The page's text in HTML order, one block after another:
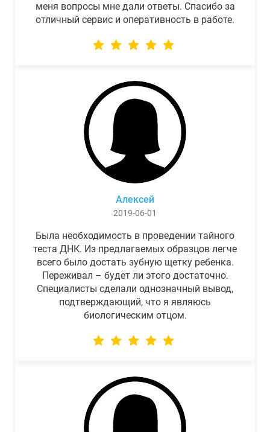
меня вопросы мне дали ответы. Спасибо за
отличный сервис и оперативность в работе.
Алексей
2019-06-01
Была необходимость в проведении тайного
теста ДНК. Из предлагаемых образцов легче
всего было достать зубную щетку ребенка.
Переживал – будет ли этого достаточно.
Специалисты сделали однозначный вывод,
подтверждающий, что я являюсь
биологическим отцом.